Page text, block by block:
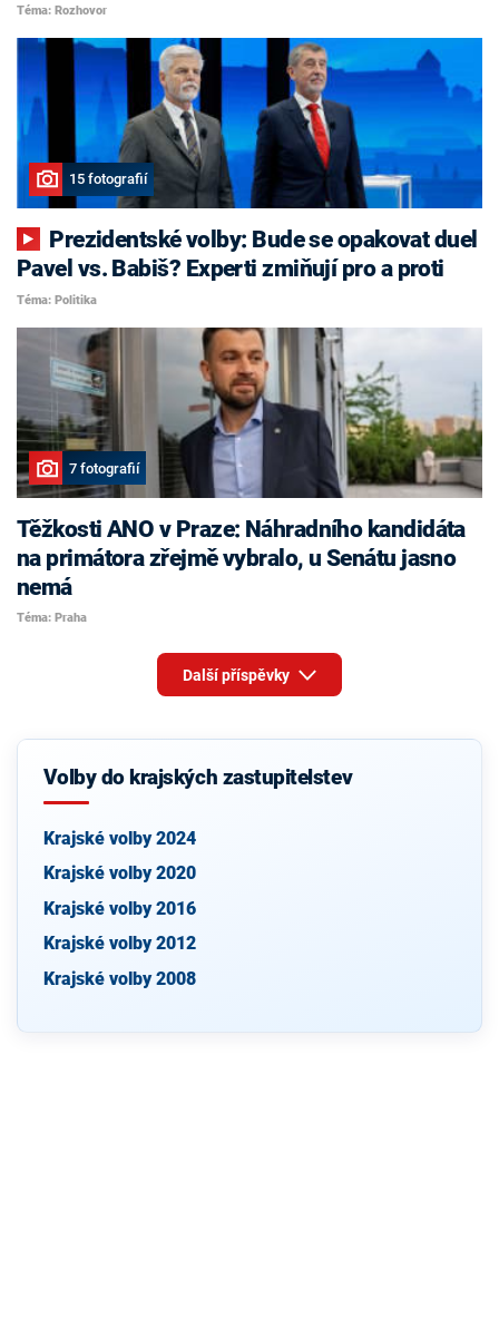
Téma: Rozhovor
15 fotografií
Pavel vs. Babiš? Experti zmiňují pro a proti
Téma: Politika
7 fotografií
Těžkosti ANO v Praze: Náhradního kandidáta
na primátora zřejmě vybralo, u Senátu jasno
nemá
Téma: Praha
Další příspěvky
Volby do krajských zastupitelstev
Krajské volby 2024
Krajské volby 2020
Krajské volby 2016
Krajské volby 2012
Krajské volby 2008